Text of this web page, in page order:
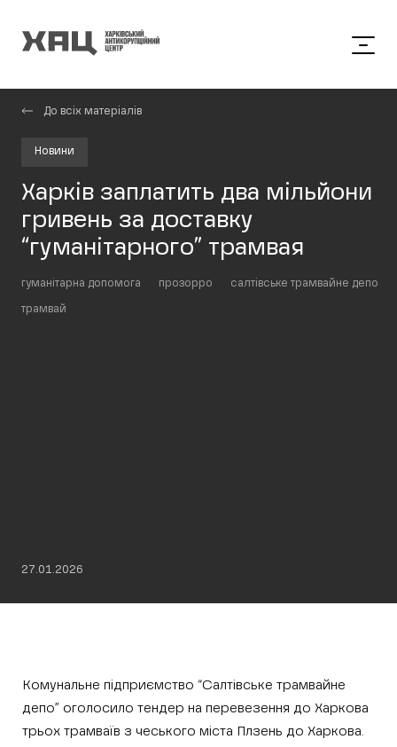
До всіх матеріалів
Новини
Харків заплатить два мільйони
гривень за доставку
“гуманітарного” трамвая
гуманітарна допомога прозорро салтівське трамвайне депо
трамвай
27.01.2026
Комунальне підприємство “Салтівське трамвайне
депо” оголосило тендер на перевезення до Харкова
трьох трамваїв з чеського міста Плзень до Харкова.